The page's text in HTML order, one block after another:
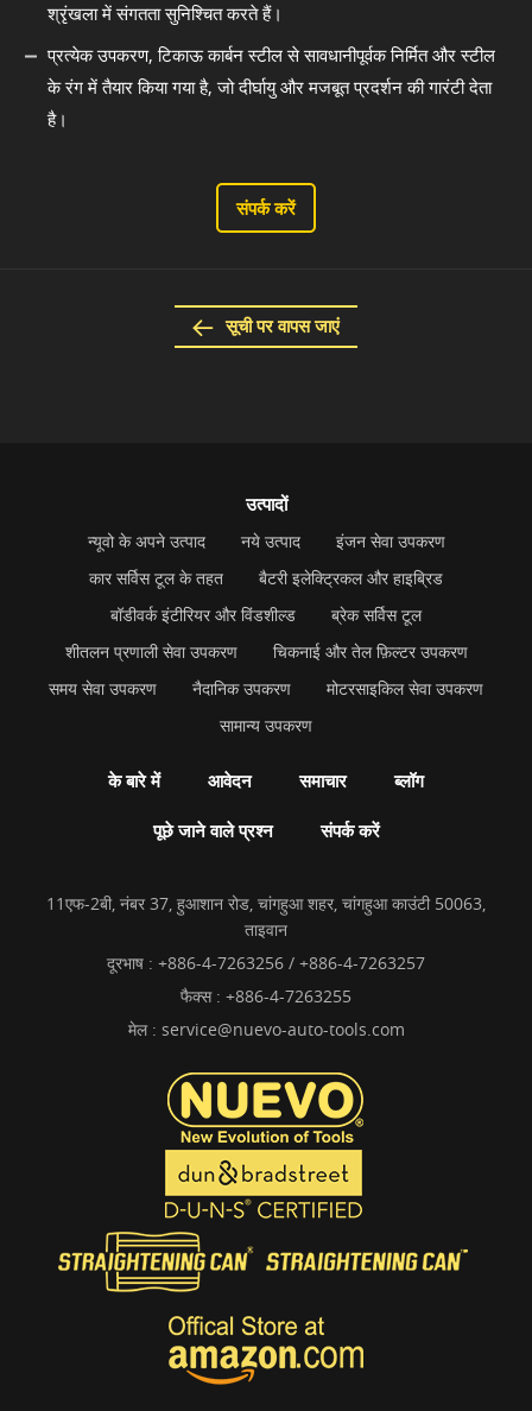
श्रृंखला में संगतता सुनिश्चित करते हैं।
प्रत्येक उपकरण, टिकाऊ कार्बन स्टील से सावधानीपूर्वक निर्मित और स्टील
के रंग में तैयार किया गया है, जो दीर्घायु और मजबूत प्रदर्शन की गारंटी देता
है।
संपर्क करें
सूची पर वापस जाएं
उत्पादों
न्यूवो के अपने उत्पाद नये उत्पाद
इंजन सेवा उपकरण
कार सर्विस टूल के तहत
बैटरी इलेक्ट्रिकल और हाइब्रिड
बॉडीवर्क इंटीरियर और विंडशील्ड
ब्रेक सर्विस टूल
शीतलन प्रणाली सेवा उपकरण
चिकनाई और तेल फ़िल्टर उपकरण
समय सेवा उपकरण
नैदानिक उपकरण
मोटरसाइकिल सेवा उपकरण
सामान्य उपकरण
के बारे में आवेदन समाचार ब्लॉग
पूछे जाने वाले प्रश्न संपर्क करें
11एफ-2बी, नंबर 37, हुआशान रोड, चांगहुआ शहर, चांगहुआ काउंटी 50063,
ताइवान
दूरभाष : +886-4-7263256 / +886-4-7263257
फैक्स : +886-4-7263255
मेल : service@nuevo-auto-tools.com